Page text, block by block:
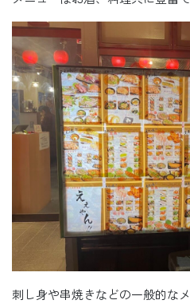
刺し身や串焼きなどの一般的な